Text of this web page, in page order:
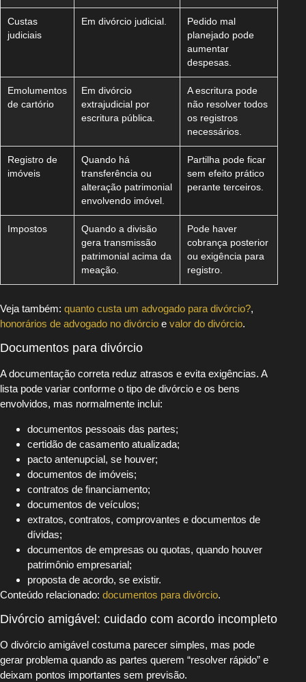
Custas
judiciais
Em divórcio judicial.
Pedido mal
planejado pode
aumentar
despesas.
Emolumentos
de cartório
Em divórcio
extrajudicial por
escritura pública.
A escritura pode
não resolver todos
os registros
necessários.
Registro de
imóveis
Quando há
transferência ou
alteração patrimonial
envolvendo imóvel.
Partilha pode ficar
sem efeito prático
perante terceiros.
Impostos
Quando a divisão
gera transmissão
patrimonial acima da
meação.
Pode haver
cobrança posterior
ou exigência para
registro.
Veja também: quanto custa um advogado para divórcio?,
honorários de advogado no divórcio e valor do divórcio.
Documentos para divórcio
A documentação correta reduz atrasos e evita exigências. A
lista pode variar conforme o tipo de divórcio e os bens
envolvidos, mas normalmente inclui:
documentos pessoais das partes;
certidão de casamento atualizada;
pacto antenupcial, se houver;
documentos de imóveis;
contratos de financiamento;
documentos de veículos;
extratos, contratos, comprovantes e documentos de
dívidas;
documentos de empresas ou quotas, quando houver
patrimônio empresarial;
proposta de acordo, se existir.
Conteúdo relacionado: documentos para divórcio.
Divórcio amigável: cuidado com acordo incompleto
O divórcio amigável costuma parecer simples, mas pode
gerar problema quando as partes querem “resolver rápido” e
deixam pontos importantes sem previsão.